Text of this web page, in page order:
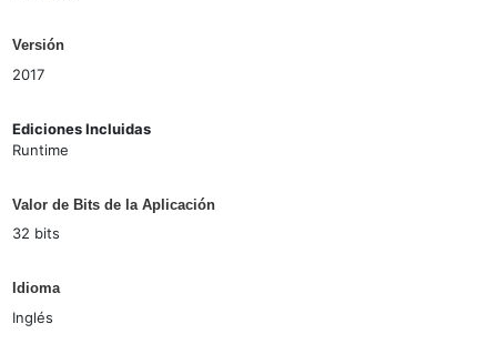
Versión
2017
Ediciones Incluidas
Runtime
Valor de Bits de la Aplicación
32 bits
Idioma
Inglés